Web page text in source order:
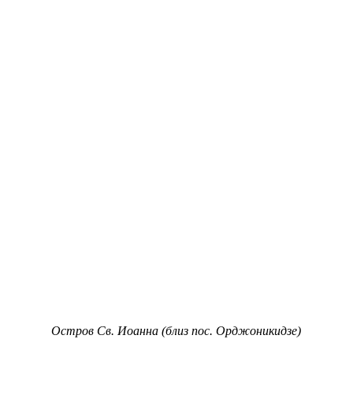
Остров Св. Иоанна (близ пос. Орджоникидзе)